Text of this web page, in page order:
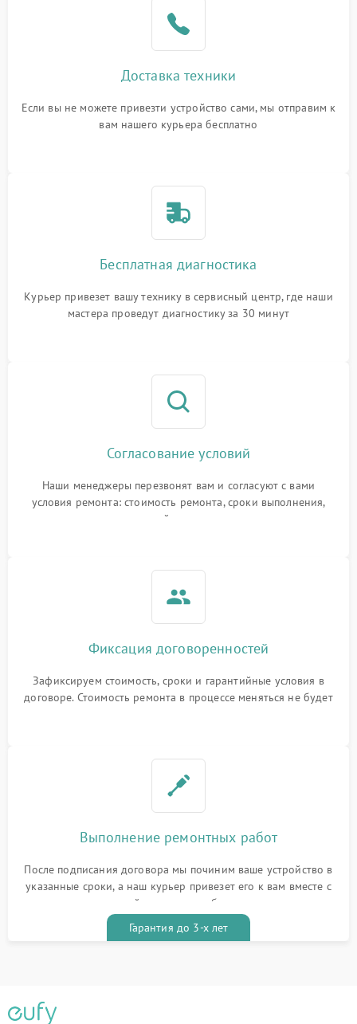
Доставка техники
Если вы не можете привезти устройство сами, мы отправим к
вам нашего курьера бесплатно
Бесплатная диагностика
Курьер привезет вашу технику в сервисный центр, где наши
мастера проведут диагностику за 30 минут
Согласование условий
Наши менеджеры перезвонят вам и согласуют с вами
условия ремонта: стоимость ремонта, сроки выполнения,
гарантийные условия
Фиксация договоренностей
Зафиксируем стоимость, сроки и гарантийные условия в
договоре. Стоимость ремонта в процессе меняться не будет
Выполнение ремонтных работ
После подписания договора мы починим ваше устройство в
указанные сроки, а наш курьер привезет его к вам вместе с
гарантийным талоном бесплатно
Гарантия до 3-х лет